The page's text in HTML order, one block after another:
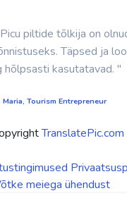
piltide tõlkija on
Täpsed ja
hõlpsasti kasutatavad. "
Maria, Tourism Entrepreneur
TranslatePic.com
meiega ühendust